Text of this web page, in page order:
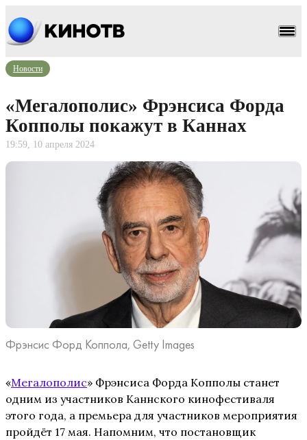
Новости
«Мегалополис» Фрэнсиса Форда
Копполы покажут в Каннах
19:59, 10 апреля 2024
Фрэнсис Форд Коппола, Getty Images
«Мегалополис» Фрэнсиса Форда Копполы станет
одним из участников Каннского кинофестиваля
этого года, а премьера для участников мероприятия
пройдёт 17 мая. Напомним, что постановщик